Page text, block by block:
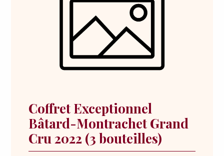
Coffret Exceptionnel
Bâtard-Montrachet Grand
Cru 2022 (3 bouteilles)